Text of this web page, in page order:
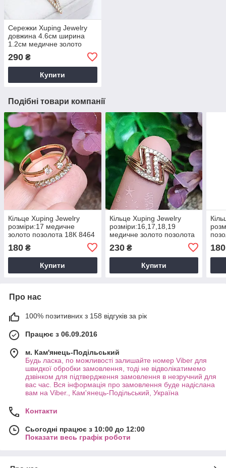
Сережки Xuping Jewelry
довжина 4.6см ширина
1.2см медичне золото
290 ₴
Купити
Подібні товари компанії
Кільце Xuping Jewelry
розміри:17 медичне
золото позолота 18К 8464
180 ₴
Купити
Кільце Xuping Jewelry
розміри:16,17,18,19
медичне золото позолота
230₴
Купити
180
Про нас
100% позитивних з 158 відгуків за рік
Працює з 06.09.2016
м. Кам'янець-Подільський
Будь ласка, по можливості залишайте номер Viber для
швидкої обробки замовлення, тоді не відволікатимемо
дзвінком для підтвердження замовлення в незручний для
вас час. Вся інформація про замовлення буде надіслана
вам на Viber., Кам'янець-Подільський, Україна
Контакти
Сьогодні працює з 10:00 до 12:00
Показати весь графік роботи